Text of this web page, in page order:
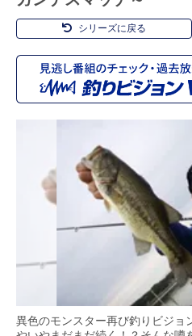
シリーズに戻る
異色のモンスター再び釣りビジョ